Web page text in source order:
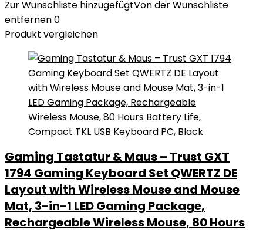
Zur Wunschliste hinzugefügtVon der Wunschliste
entfernen0
Produkt vergleichen
Gaming Tastatur & Maus – Trust GXT
1794 Gaming Keyboard Set QWERTZ DE
Layout with Wireless Mouse and Mouse
Mat, 3-in-1 LED Gaming Package,
Rechargeable Wireless Mouse, 80 Hours